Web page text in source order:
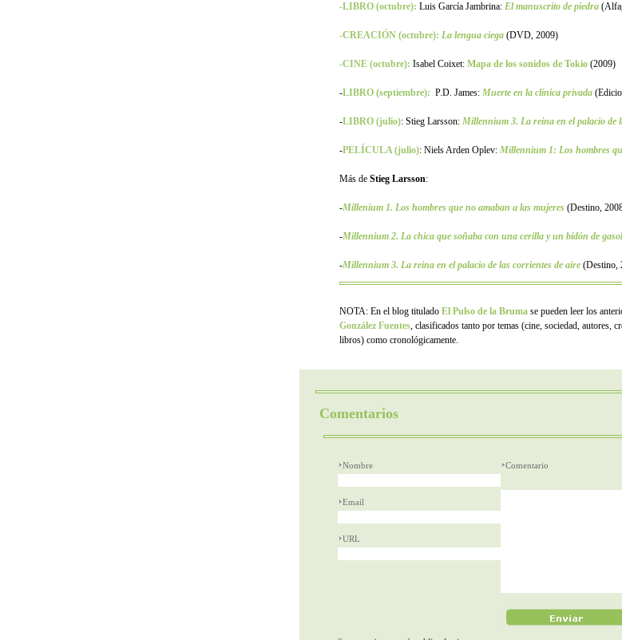
-LIBRO (octubre): Luis García Jambrina: El manuscrito de piedra
-CREACIÓN (octubre): La lengua ciega (DVD, 2009)
-CINE (octubre): Isabel Coixet: Mapa de los sonidos de Tokio (2009)
-LIBRO (septiembre): P.D. James: Muerte en la clínica privada
-LIBRO (julio): Stieg Larsson: Millennium 3. La reina en el palacio de
-PELÍCULA (julio): Niels Arden Oplev: Millennium 1: Los hombres
Más de Stieg Larsson:
-Millenium 1. Los hombres que no amaban a las mujeres (Destino,
-Millennium 2. La chica que soñaba con una cerilla y un bidón de
-Millennium 3. La reina en el palacio de las corrientes de aire (Destino,
NOTA: En el blog titulado El Pulso de la Bruma se pueden leer los
González Fuentes, clasificados tanto por temas (cine, sociedad, autores,
libros) como cronológicamente.
Comentarios
Nombre
Email
URL
Comentario